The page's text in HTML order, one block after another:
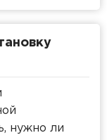
нужно ли